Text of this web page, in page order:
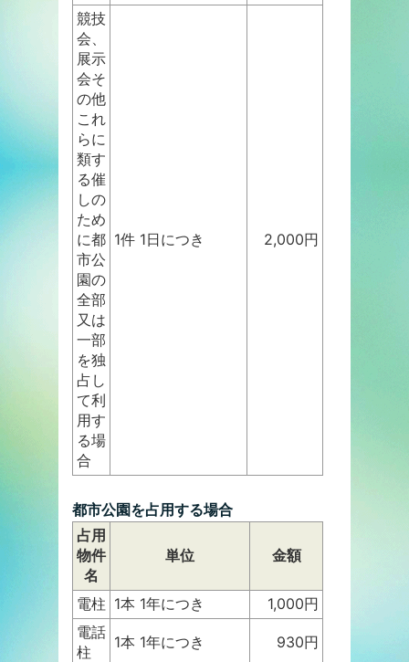
競技
会、
展示
会そ
の他
これ
らに
類す
る催
しの
ため
に都
市公
園の
全部
又は
一部
を独
占し
て利
用す
る場
合
1件 1日につき 2,000円
都市公園を占用する場合
占用
物件
名
単位 金額
電柱 1本 1年につき
1,000円
電話
柱
1本 1年につき 930円